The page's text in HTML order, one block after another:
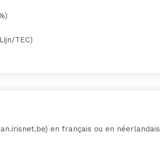
TEC)
en français ou en néerlandais